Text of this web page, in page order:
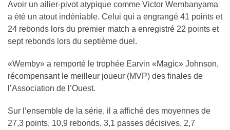
Avoir un ailier-pivot atypique comme Victor Wembanyama
a été un atout indéniable. Celui qui a engrangé 41 points et
24 rebonds lors du premier match a enregistré 22 points et
sept rebonds lors du septième duel.
«Wemby» a remporté le trophée Earvin «Magic» Johnson,
récompensant le meilleur joueur (MVP) des finales de
l’Association de l’Ouest.
Sur l’ensemble de la série, il a affiché des moyennes de
27,3 points, 10,9 rebonds, 3,1 passes décisives, 2,7